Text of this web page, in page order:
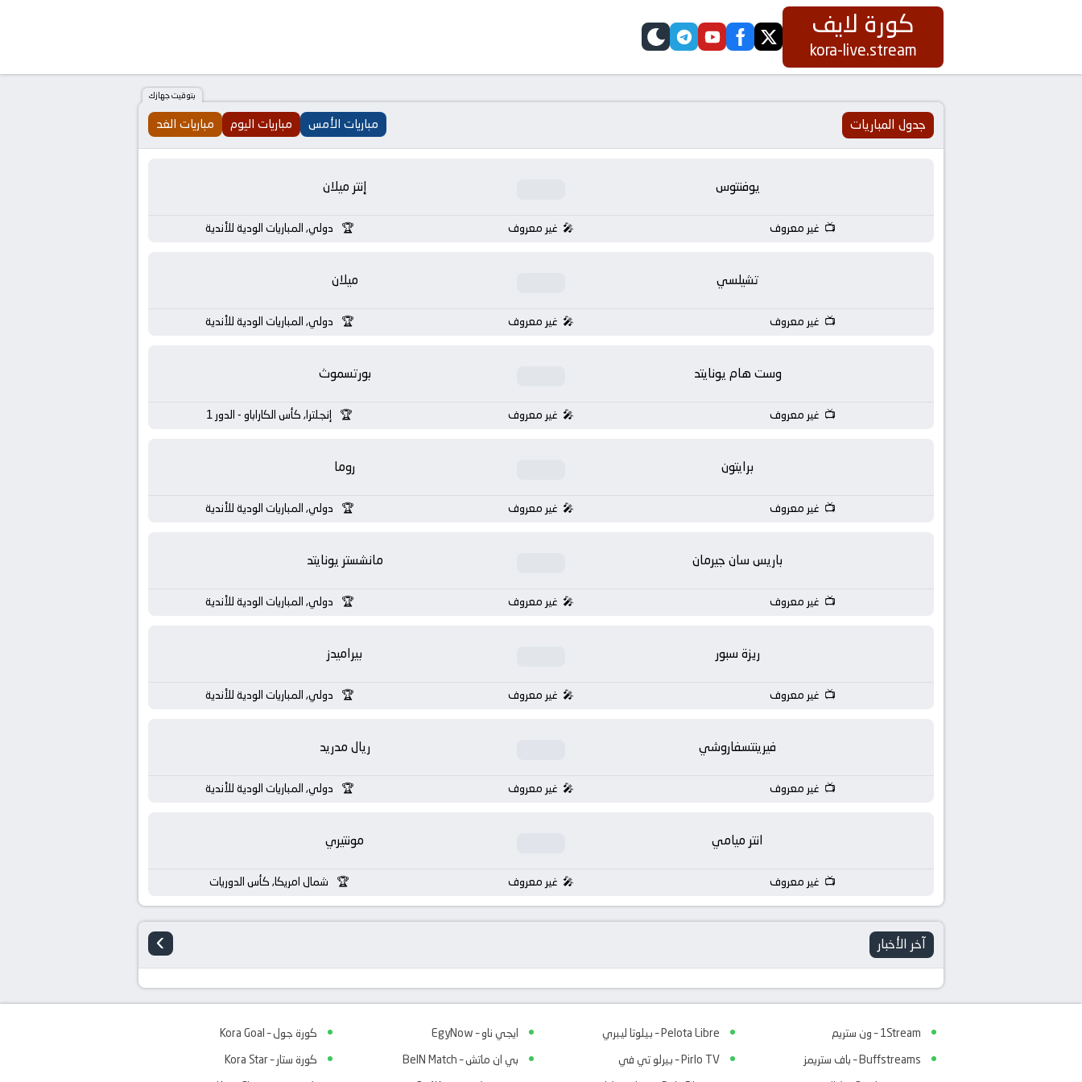
كورة
لايف
كورة لايف
kora-live.stream
twitter
facebook
youtube
telegram
skin
بتوقيت جهازك
جدول المباريات مباريات الأمس مباريات اليوم مباريات الغد
يوفنتوس إنتر ميلان
غير معروف غير معروف دولي, المباريات الودية للأندية
تشيلسي ميلان
غير معروف غير معروف دولي, المباريات الودية للأندية
وست هام يونايتد بورتسموث
غير معروف غير معروف إنجلترا, كأس الكاراباو - الدور 1
برايتون روما
غير معروف غير معروف دولي, المباريات الودية للأندية
باريس سان جيرمان مانشستر يونايتد
غير معروف غير معروف دولي, المباريات الودية للأندية
ريزة سبور بيراميدز
غير معروف غير معروف دولي, المباريات الودية للأندية
فيرينتسفاروشي ريال مدريد
غير معروف غير معروف دولي, المباريات الودية للأندية
انتر ميامي مونتيري
غير معروف غير معروف شمال امريكا, كأس الدوريات
آخر الأخبار ›
1Stream – ون ستريم
Buffstreams – باف ستريمز
Pelota Libre – بيلوتا ليبري
Pirlo TV – بيرلو تي في
ايجي ناو – EgyNow
بي ان ماتش – BeIN Match
كورة جول – Kora Goal
كورة ستار – Kora Star